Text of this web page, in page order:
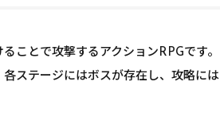
ことで攻撃するアクションRPGです。
ステージにはボスが存在し、攻略には